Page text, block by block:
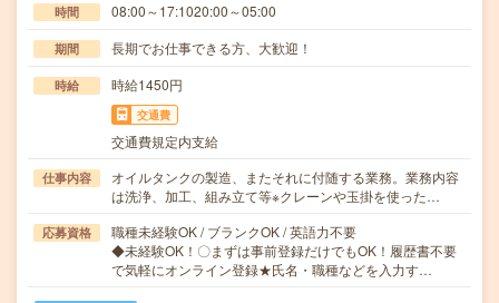
時間 08:00～17:1020:00～05:00
期間 長期でお仕事できる方、大歓迎！
時給 時給1450円
交通費
交通費規定内支給
仕事内容
オイルタンクの製造、またそれに付随する業務。業務内容
は洗浄、加工、組み立て等※クレーンや玉掛を使った…
応募資格
職種未経験OK / ブランクOK / 英語力不要
◆未経験OK！〇まずは事前登録だけでもOK！履歴書不要
で気軽にオンライン登録★氏名・職種などを入力す…